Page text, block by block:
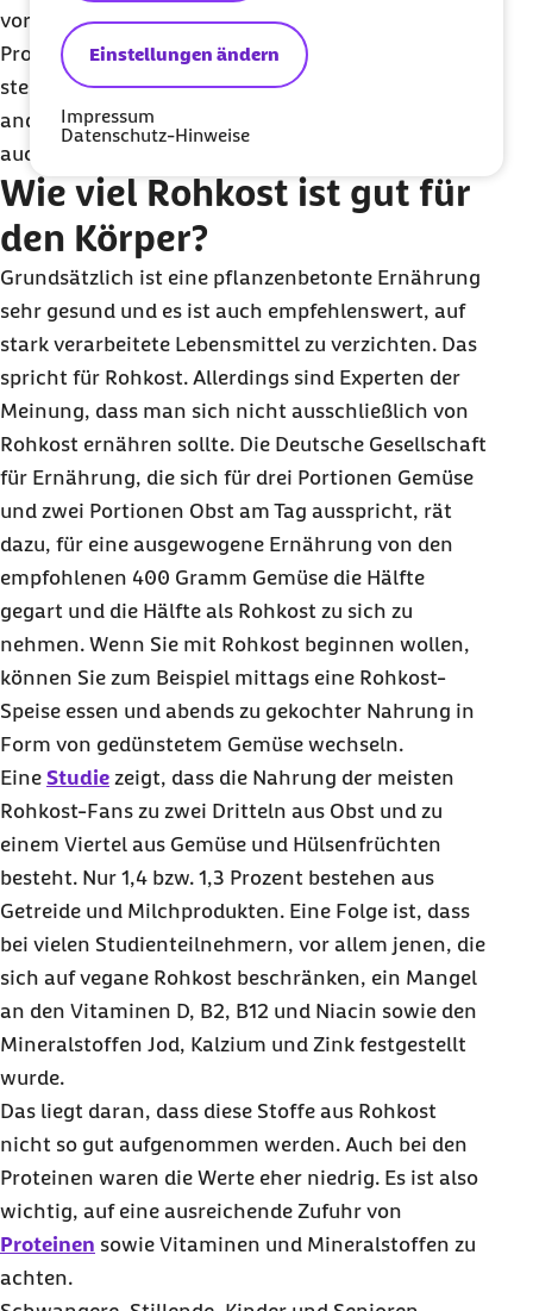
Einstellungen ändern
Impressum
Datenschutz-Hinweise
vorverdauen. Am besten sind fermentierte
Produkte, wenn Sie sie selbst zubereiten, denn so
stellen Sie sicher, dass sie nicht pasteurisiert oder
anderweitig behandelt wurden (dann würden sie
auch nicht mehr als Rohkost gelten).
Wie viel Rohkost ist gut für
den Körper?
Grundsätzlich ist eine pflanzenbetonte Ernährung
sehr gesund und es ist auch empfehlenswert, auf
stark verarbeitete Lebensmittel zu verzichten. Das
spricht für Rohkost. Allerdings sind Experten der
Meinung, dass man sich nicht ausschließlich von
Rohkost ernähren sollte. Die Deutsche Gesellschaft
für Ernährung, die sich für drei Portionen Gemüse
und zwei Portionen Obst am Tag ausspricht, rät
dazu, für eine ausgewogene Ernährung von den
empfohlenen 400 Gramm Gemüse die Hälfte
gegart und die Hälfte als Rohkost zu sich zu
nehmen. Wenn Sie mit Rohkost beginnen wollen,
können Sie zum Beispiel mittags eine Rohkost-
Speise essen und abends zu gekochter Nahrung in
Form von gedünstetem Gemüse wechseln.
Eine Studie zeigt, dass die Nahrung der meisten
Rohkost-Fans zu zwei Dritteln aus Obst und zu
einem Viertel aus Gemüse und Hülsenfrüchten
besteht. Nur 1,4 bzw. 1,3 Prozent bestehen aus
Getreide und Milchprodukten. Eine Folge ist, dass
bei vielen Studienteilnehmern, vor allem jenen, die
sich auf vegane Rohkost beschränken, ein Mangel
an den Vitaminen D, B2, B12 und Niacin sowie den
Mineralstoffen Jod, Kalzium und Zink festgestellt
wurde.
Das liegt daran, dass diese Stoffe aus Rohkost
nicht so gut aufgenommen werden. Auch bei den
Proteinen waren die Werte eher niedrig. Es ist also
wichtig, auf eine ausreichende Zufuhr von
Proteinen sowie Vitaminen und Mineralstoffen zu
achten.